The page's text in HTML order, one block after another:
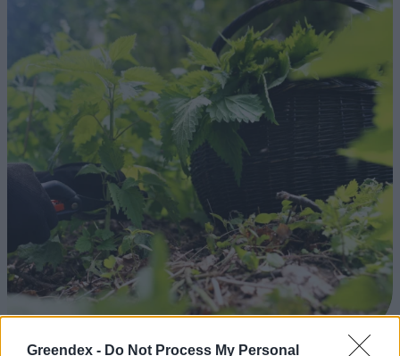
Greendex - Do Not Process My Personal